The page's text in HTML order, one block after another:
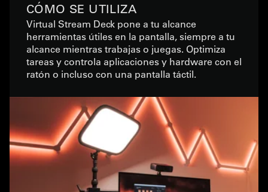
CÓMO SE UTILIZA
Virtual Stream Deck pone a tu alcance
herramientas útiles en la pantalla, siempre a tu
alcance mientras trabajas o juegas. Optimiza
tareas y controla aplicaciones y hardware con el
ratón o incluso con una pantalla táctil.